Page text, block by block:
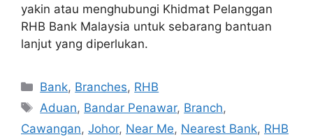
yakin atau menghubungi Khidmat Pelanggan
RHB Bank Malaysia untuk sebarang bantuan
lanjut yang diperlukan.
Categories
Bank, Branches, RHB
Tags
Aduan, Bandar Penawar, Branch,
Cawangan, Johor, Near Me, Nearest Bank, RHB